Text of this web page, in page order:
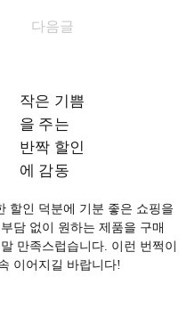
다음글
작은 기쁨
을 주는
반짝 할인
에 감동
할인 덕분에 기분 좋은 쇼핑을
담 없이 원하는 제품을 구매
만족스럽습니다. 이런 번쩍이
이어지길 바랍니다!